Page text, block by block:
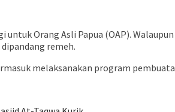
Orang Asli Papua (OAP).
remeh.
melaksanakan program